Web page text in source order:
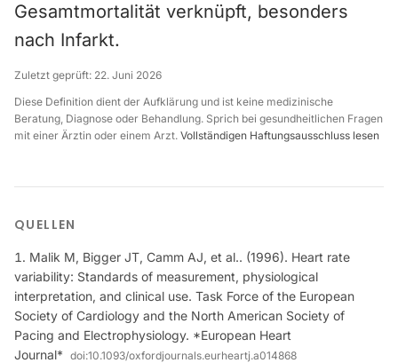
Gesamtmortalität verknüpft, besonders
nach Infarkt.
Zuletzt geprüft: 22. Juni 2026
Diese Definition dient der Aufklärung und ist keine medizinische
Beratung, Diagnose oder Behandlung. Sprich bei gesundheitlichen Fragen
mit einer Ärztin oder einem Arzt. Vollständigen Haftungsausschluss lesen
QUELLEN
Malik M, Bigger JT, Camm AJ, et al.. (1996). Heart rate
variability: Standards of measurement, physiological
interpretation, and clinical use. Task Force of the European
Society of Cardiology and the North American Society of
Pacing and Electrophysiology. *European Heart
Journal* doi:10.1093/oxfordjournals.eurheartj.a014868